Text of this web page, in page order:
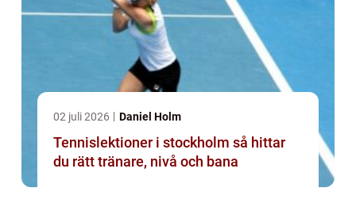
02 juli 2026 Daniel Holm
Tennislektioner i stockholm så hittar
du rätt tränare, nivå och bana